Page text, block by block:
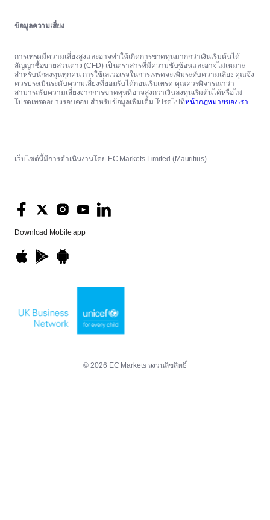
ข้อมูลความเสี่ยง
การเทรดมีความเสี่ยงสูงและอาจทำให้เกิดการขาดทุนมากกว่าเงินเริ่มต้นได้
สัญญาซื้อขายส่วนต่าง (CFD) เป็นตราสารที่มีความซับซ้อนและอาจไม่เหมาะ
สำหรับนักลงทุนทุกคน การใช้เลเวอเรจในการเทรดจะเพิ่มระดับความเสี่ยง คุณจึง
ควรประเมินระดับความเสี่ยงที่ยอมรับได้ก่อนเริ่มเทรด คุณควรพิจารณาว่า
สามารถรับความเสี่ยงจากการขาดทุนที่อาจสูงกว่าเงินลงทุนเริ่มต้นได้หรือไม่
โปรดเทรดอย่างรอบคอบ สำหรับข้อมูลเพิ่มเติม โปรดไปที่หน้ากฎหมายของเรา
Download Mobile app
เว็บไซต์นี้มีการดำเนินงานโดย EC Markets Limited (Mauritius)
© 2026 EC Markets สงวนลิขสิทธิ์